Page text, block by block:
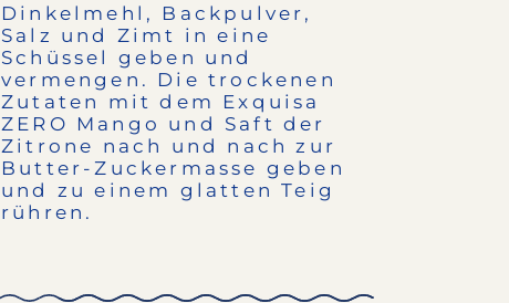
Dinkelmehl, Backpulver,
Salz und Zimt in eine
Schüssel geben und
vermengen. Die trockenen
Zutaten mit dem Exquisa
ZERO Mango und Saft der
Zitrone nach und nach zur
Butter-Zuckermasse geben
und zu einem glatten Teig
rühren.